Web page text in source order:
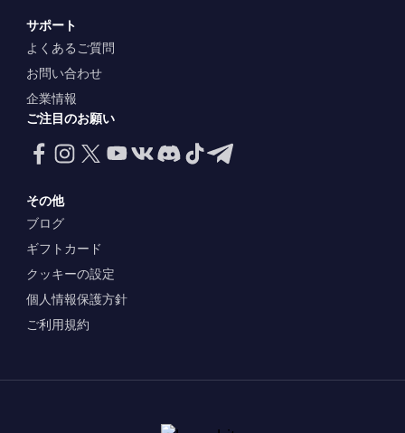
サポート
よくあるご質問
お問い合わせ
企業情報
ご注目のお願い
その他
ブログ
ギフトカード
クッキーの設定
個人情報保護方針
ご利用規約